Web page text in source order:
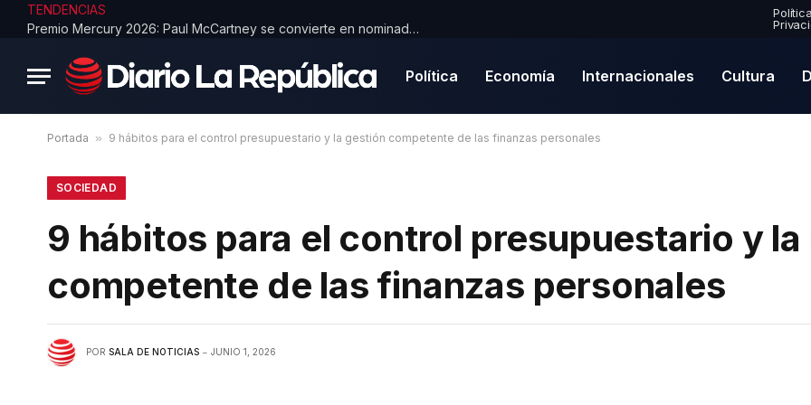
TENDENCIAS
Premio Mercury 2026: Paul McCartney se convierte en nominado por primera vez en una emocionante lista de finalistas
Política Economía Internacionales Cultura
Portada » 9 hábitos para el control presupuestario y la gestión competente de las finanzas personales
SOCIEDAD
9 hábitos para el control presupuestario y
competente de las finanzas personales
POR SALA DE NOTICIAS JUNIO 1, 2026